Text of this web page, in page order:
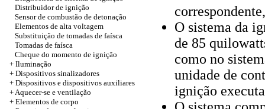
Distribuidor de ignição
Sensor de combustão de detonação
Elementos de alta voltagem
Substituição de tomadas de faísca
Tomadas de faísca
Cheque do momento de ignição
+ Iluminação
+ Dispositivos sinalizadores
+ Dispositivos e dispositivos auxiliares
+Aquecer-se e ventilação
+ Elementos de corpo
O sistema da
de 85
como no
unidade de
ignição